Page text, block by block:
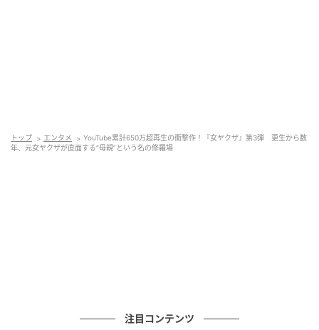
一昨年暮れ、長男・大輝（29）とおよそ10年ぶりの再
トップ エンタメ
YouTube累計650万超再生の衝撃作！『女ヤクザ』第3弾 更生から数
年、元女ヤクザが直面する“母親”という名の修羅場
注目コンテンツ